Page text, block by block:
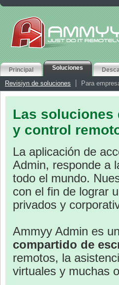
Principal Soluciones
Revisiуn de soluciones Para
Las soluciones
y control
La aplicación de
Admin, responde a
todo el mundo.
con el fin de lograr
privados y
Ammyy Admin es
compartido de
remotos, la
virtuales y muchas